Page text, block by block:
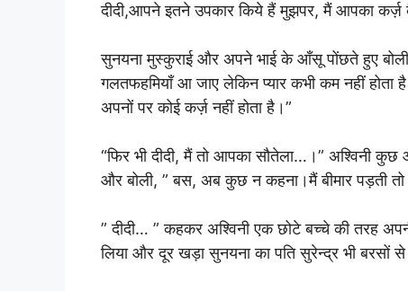
दीदी,आपने इतने उपकार किये हैं मुझपर, मैं आपका
सुनयना मुस्कुराई और अपने भाई के आँसू पोंछते हुए बोली
गलतफहमियाँ आ जाए लेकिन प्यार कभी कम नहीं
अपनों पर कोई कर्ज़ नहीं होता है।”
“फिर भी दीदी, मैं तो आपका सौतेला…।” अश्विनी
और बोली, ” बस, अब कुछ न कहना।मैं बीमार पड़ती तो
” दीदी… ” कहकर अश्विनी एक छोटे बच्चे की तरह
लिया और दूर खड़ा सुनयना का पति सुरेन्द्र भी बरसों